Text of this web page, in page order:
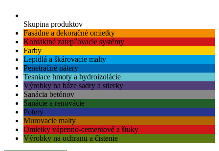
Skupina produktov
Fasádne a dekoračné omietky
Kontaktné zatepľovacie systémy
Farby
Lepidlá a škárovacie malty
Penetračné nátery
Tesniace hmoty a hydroizolácie
Výrobky na báze sadry a stierky
Sanácia betónov
Sanácie a renovácie
Potery
Murovacie malty
Omietky vápenno-cementové a štuky
Výrobky na ochranu a čistenie